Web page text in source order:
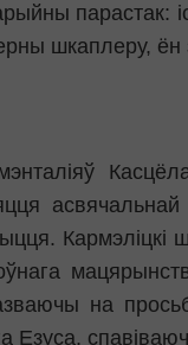
парастак:
шкаплеру,
Кармэліцкі
на
Езуса,